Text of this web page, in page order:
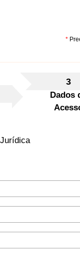
*
3
Dados